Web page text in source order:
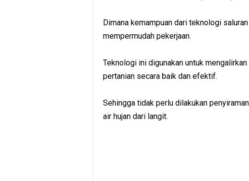
Dimana kemampuan dari teknologi
mempermudah pekerjaan.
Teknologi ini digunakan untuk
pertanian secara baik dan efektif.
Sehingga tidak perlu dilakukan
air hujan dari langit.